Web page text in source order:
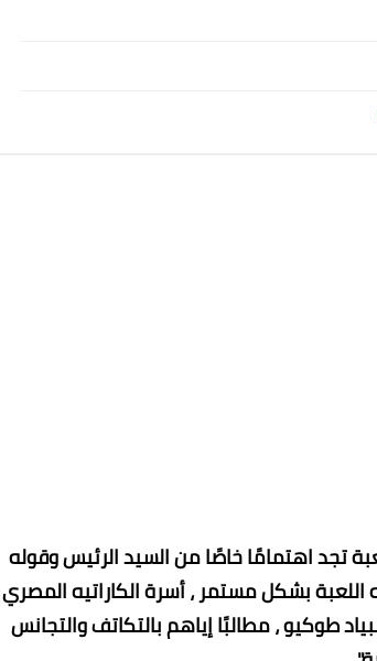
تجد اهتمامًا خاصًا من السيد الرئيس وقوله
بشكل مستمر ، أسرة الكاراتيه المصري
طوكيو ، مطالبًا إياهم بالتكاتف والتجانس